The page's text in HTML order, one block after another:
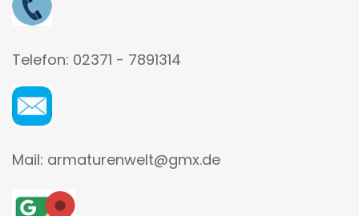
Telefon: 02371 - 7891314
Mail: armaturenwelt@gmx.de